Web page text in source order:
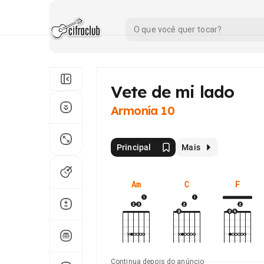
Vete de mi lado
Armonía 10
Principal Mais
Am C F
Continua depois do anúncio